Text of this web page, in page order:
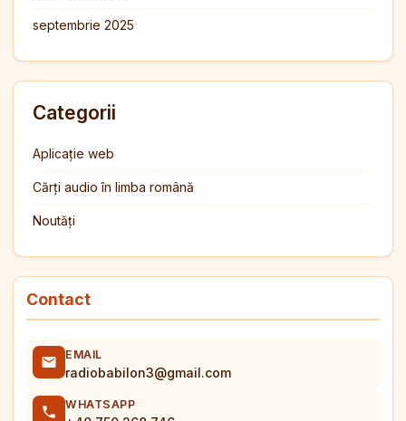
septembrie 2025
Categorii
Aplicație web
Cărți audio în limba română
Noutăți
Contact
EMAIL
radiobabilon3@gmail.com
WHATSAPP